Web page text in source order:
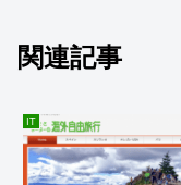
関連記事
IT